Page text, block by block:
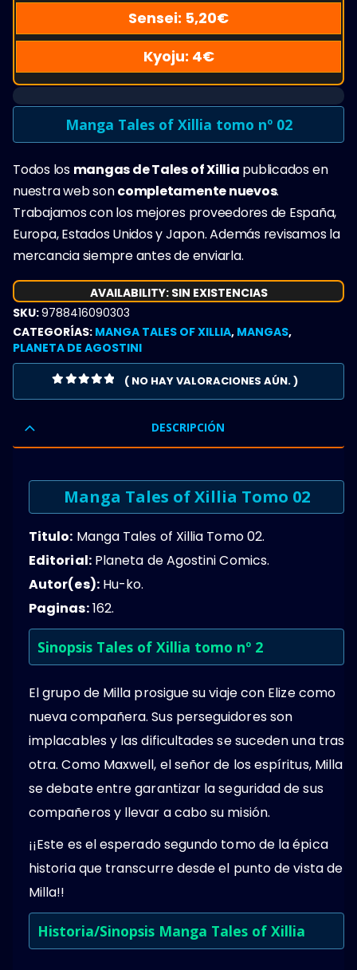
Sensei: 5,20€
Kyoju: 4€
Manga Tales of Xillia tomo nº 02
Todos los mangas de Tales of Xillia publicados en
nuestra web soncompletamente nuevos.
Trabajamos con los mejores proveedores de España,
Europa, Estados Unidos y Japon. Además revisamos la
mercancia siempre antes de enviarla.
AVAILABILITY: SIN EXISTENCIAS
SKU:9788416090303
CATEGORÍAS: MANGA TALES OF XILLIA, MANGAS,
PLANETA DE AGOSTINI
( NO HAY VALORACIONES AÚN. )
DESCRIPCIÓN
Manga Tales of Xillia Tomo 02
Titulo: Manga Tales of Xillia Tomo 02.
Editorial:Planeta de Agostini Comics.
Autor(es):Hu-ko.
Paginas:162.
Sinopsis Tales of Xillia tomo nº 2
El grupo de Milla prosigue su viaje con Elize como
nueva compañera. Sus perseguidores son
implacables y las dificultades se suceden una tras
otra. Como Maxwell, el señor de los espíritus, Milla
se debate entre garantizar la seguridad de sus
compañeros y llevar a cabo su misión.
¡¡Este es el esperado segundo tomo de la épica
historia que transcurre desde el punto de vista de
Milla!!
Historia/Sinopsis Manga Tales of Xillia